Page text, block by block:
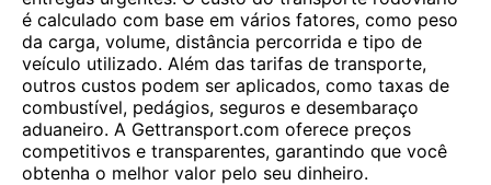
é calculado com base em vários fatores, como peso
da carga, volume, distância percorrida e tipo de
veículo utilizado. Além das tarifas de transporte,
outros custos podem ser aplicados, como taxas de
combustível, pedágios, seguros e desembaraço
aduaneiro. A Gettransport.com oferece preços
competitivos e transparentes, garantindo que você
obtenha o melhor valor pelo seu dinheiro.